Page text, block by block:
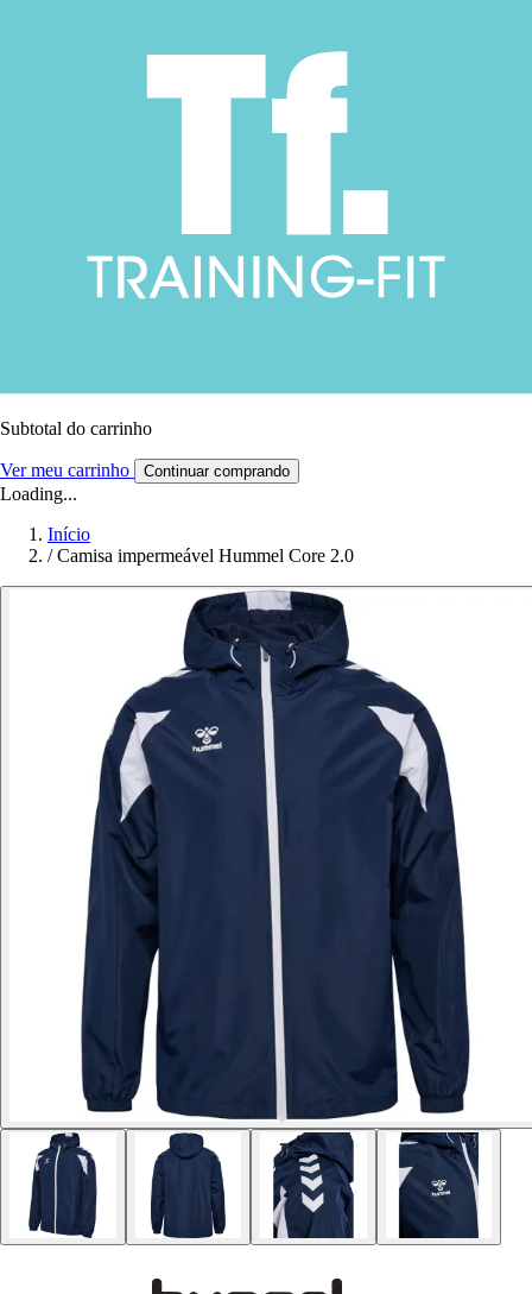
Subtotal do carrinho
Ver meu carrinho Continuar comprando
Loading...
Início
/ Camisa impermeável Hummel Core 2.0